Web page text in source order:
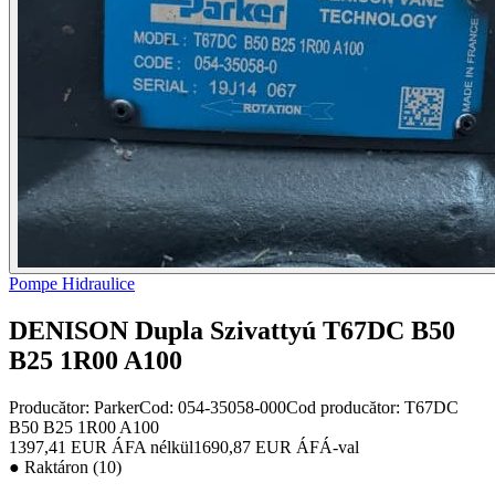
Pompe Hidraulice
DENISON Dupla Szivattyú T67DC B50
B25 1R00 A100
Producător: ParkerCod: 054-35058-000Cod producător: T67DC
B50 B25 1R00 A100
1397,41 EUR ÁFA nélkül1690,87 EUR ÁFÁ-val
● Raktáron (10)